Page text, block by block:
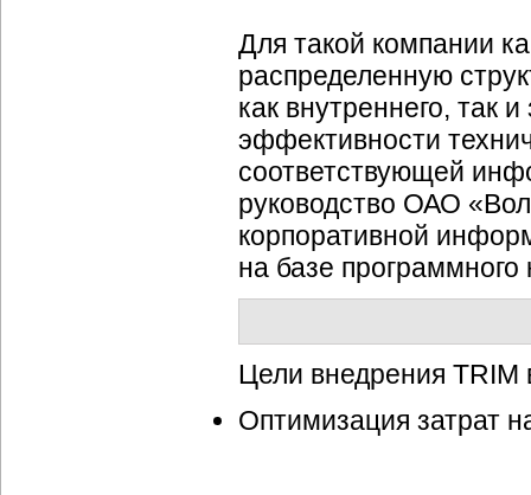
Для такой компании
распределенную
как внутреннего, так
эффективности
соответствующей
руководство ОАО «
корпоративной
на базе
Цели внедрения
Оптимизация затрат